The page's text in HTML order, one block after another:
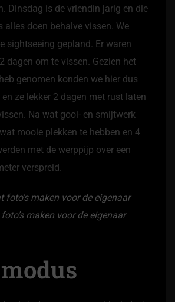
Dinsdag is de vriendin jarig en die
alles doen behalve vissen. We
sightseeing gepland. Er waren
dagen om te vissen. Gezien het
genomen konden we hier dus
ze lekker 2 dagen met rust laten
Na wat gooi- en smijtwerk
mooie plekken te hebben en 4
met de werppijp over een
verspreid.
maken voor de eigenaar